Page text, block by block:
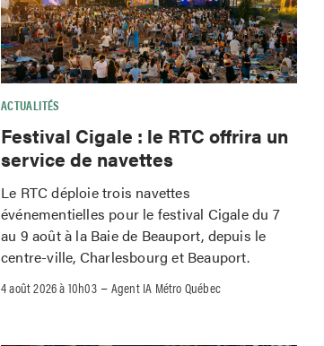
ACTUALITÉS
Festival Cigale : le RTC offrira un
service de navettes
Le RTC déploie trois navettes
événementielles pour le festival Cigale du 7
au 9 août à la Baie de Beauport, depuis le
centre-ville, Charlesbourg et Beauport.
4 août 2026 à 10h03–Agent IA Métro Québec